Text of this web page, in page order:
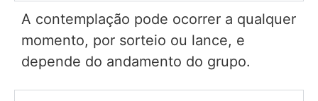
A contemplação pode ocorrer a qualquer
momento, por sorteio ou lance, e
depende do andamento do grupo.